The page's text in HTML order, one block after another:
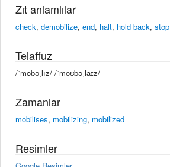
Zıt anlamlılar
check, demobilize, end, halt, hold back, stop
Telaffuz
/ˈmōbəˌlīz/ /ˈmoʊbəˌlaɪz/
Zamanlar
mobilises, mobilizing, mobilized
Resimler